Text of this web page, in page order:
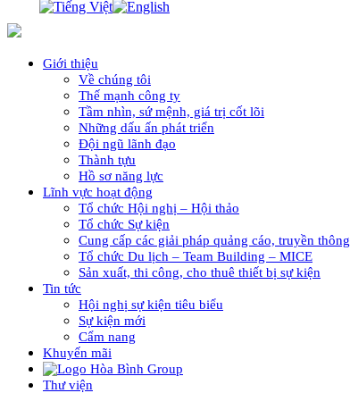
Giới thiệu
Về chúng tôi
Thế mạnh công ty
Tầm nhìn, sứ mệnh, giá trị cốt lõi
Những dấu ấn phát triển
Đội ngũ lãnh đạo
Thành tựu
Hồ sơ năng lực
Lĩnh vực hoạt động
Tổ chức Hội nghị – Hội thảo
Tổ chức Sự kiện
Cung cấp các giải pháp quảng cáo, truyền thông
Tổ chức Du lịch – Team Building – MICE
Sản xuất, thi công, cho thuê thiết bị sự kiện
Tin tức
Hội nghị sự kiện tiêu biểu
Sự kiện mới
Cẩm nang
Khuyến mãi
Thư viện